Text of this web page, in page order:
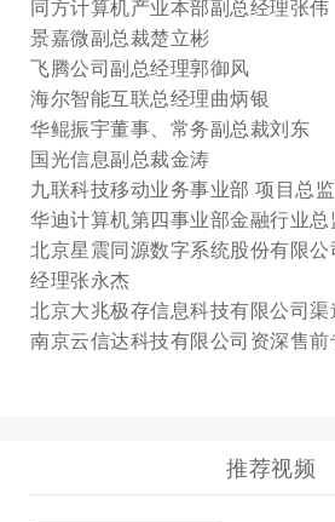
同方计算机产业本部副总经理张伟
景嘉微副总裁楚立彬
飞腾公司副总经理郭御风
海尔智能互联总经理曲炳银
华鲲振宇董事、常务副总裁刘东
国光信息副总裁金涛
九联科技移动业务事业部 项目总
华迪计算机第四事业部金融行业总
北京星震同源数字系统股份有限
经理张永杰
北京大兆极存信息科技有限公司
南京云信达科技有限公司资深售
推荐视频